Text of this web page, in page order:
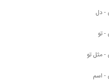
- دل
تو
مثل تو
- اسم